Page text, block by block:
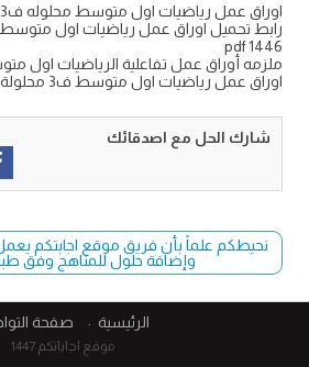
اوراق عمل رياضيات اول متوسط محلوله ف3 1446
رابط تحميل اوراق عمل رياضيات اول متوسط
1446 pdf
ملزمه أوراق عمل تفاعلية الرياضيات اول متوسط ف٣ مع
اوراق عمل رياضيات اول متوسط ف3 محلولة
شارك الحل مع اصدقائك
نحيطكم علماً بأن فريق موقع اجابتكم يعمل
وإضافة حلول للمناهج وفق طبعة
الرئيسية صفحة
موقع اجاباتكم 1447